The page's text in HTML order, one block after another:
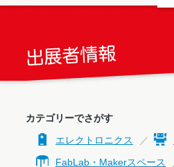
カテゴリーでさがす
エレクトロニクス
FabLab・Makerスペース